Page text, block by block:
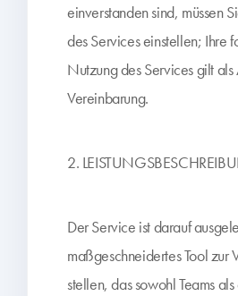
einverstanden sind, müssen
des Services einstellen; Ihre
Nutzung des Services gilt
Vereinbarung.
2.
Der Service ist darauf
maßgeschneidertes Tool zur
stellen, das sowohl Teams